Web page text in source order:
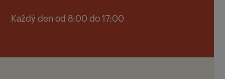
Každý den od 8:00 do 17:00